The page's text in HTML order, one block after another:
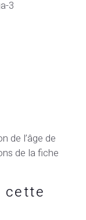
3
de l’âge de
de la fiche
cette